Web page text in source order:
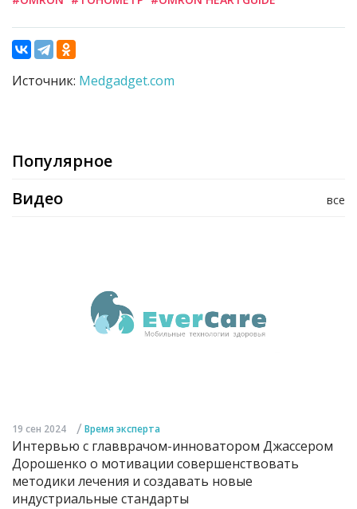
Источник: Medgadget.com
Популярное
все
Видео
19 сен 2024 / Время эксперта
Интервью с главврачом-инноватором Джассером
Дорошенко о мотивации совершенствовать
методики лечения и создавать новые
индустриальные стандарты